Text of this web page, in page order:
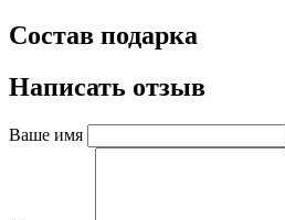
Состав подарка
Написать отзыв
Ваше имя